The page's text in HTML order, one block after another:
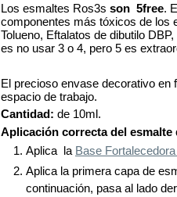
Los esmaltes Ros3s son 5free.
componentes más tóxicos de los
Tolueno, Eftalatos de dibutilo
es no usar 3 o 4, pero 5 es
El precioso envase decorativo en
espacio de trabajo.
Cantidad: de 10ml.
Aplicación correcta del esmalte
Aplica la Base
Aplica la primera capa de
continuación, pasa al lado